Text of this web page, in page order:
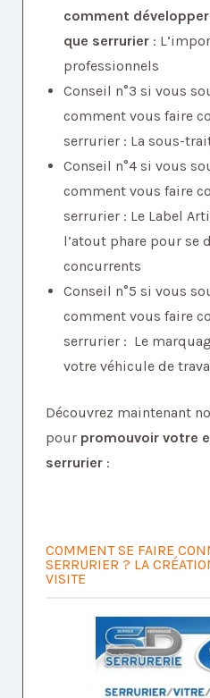
comment
que serrurier :
professionnels
Conseil n°3 si vous
comment vous faire
serrurier : La sous-
Conseil n°4 si vous
comment vous faire
serrurier : Le Label
l’atout phare pour se
concurrents
Conseil n°5 si vous
comment vous faire
serrurier : Le
votre véhicule de
Découvrez maintenant
pour promouvoir votre
serrurier :
COMMENT SE FAIRE
SERRURIER ? LA
VISITE